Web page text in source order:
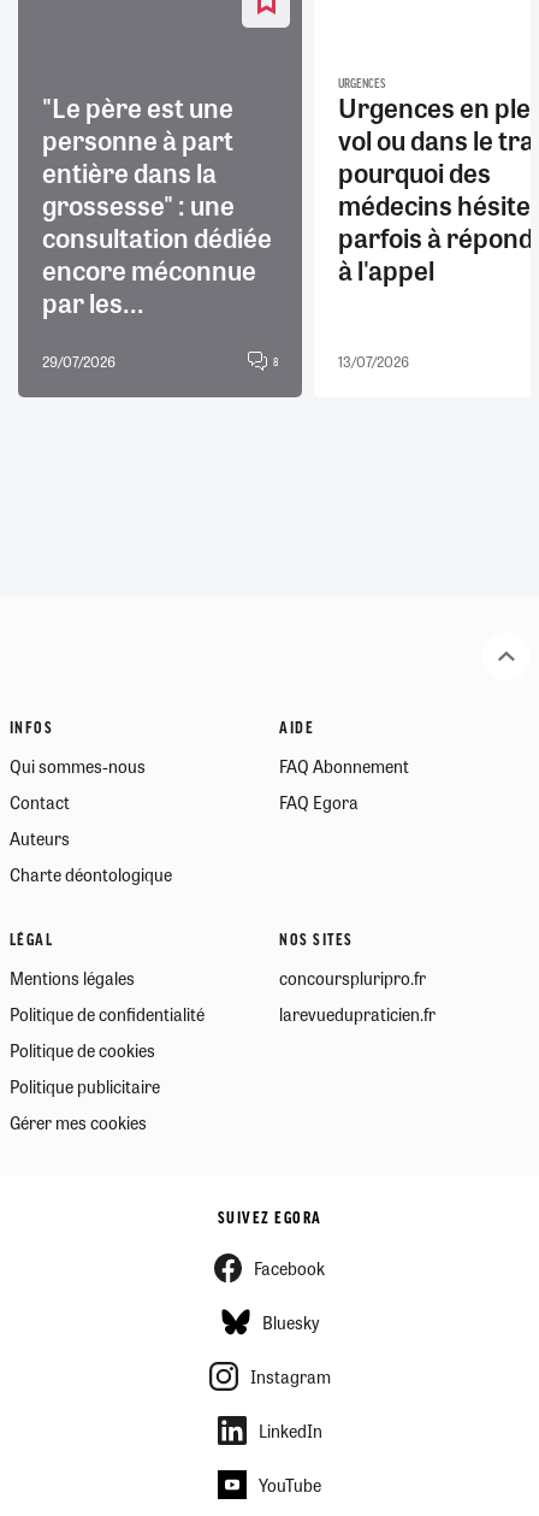
"Le père est une
personne à part
entière dans la
grossesse" : une
consultation dédiée
encore méconnue
par les...
29/07/2026 8
URGENCES
Urgences en
vol ou dans le
pourquoi des
médecins
parfois à
à l'appel
13/07/2026
INFOS
Qui sommes-nous
Contact
Auteurs
Charte déontologique
AIDE
FAQ Abonnement
FAQ Egora
LÉGAL
Mentions légales
Politique de confidentialité
Politique de cookies
Politique publicitaire
Gérer mes cookies
NOS SITES
concourspluripro.fr
larevuedupraticien.fr
SUIVEZ EGORA
Facebook
Bluesky
Instagram
LinkedIn
YouTube